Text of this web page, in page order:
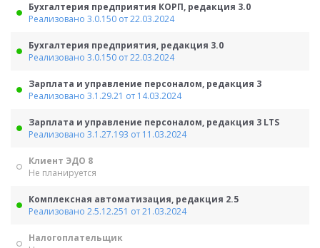
Бухгалтерия предприятия КОРП, редакция 3.0
Реализовано 3.0.150 от 22.03.2024
Бухгалтерия предприятия, редакция 3.0
Реализовано 3.0.150 от 22.03.2024
Зарплата и управление персоналом, редакция 3
Реализовано 3.1.29.21 от 14.03.2024
Зарплата и управление персоналом, редакция 3 LTS
Реализовано 3.1.27.193 от 11.03.2024
Клиент ЭДО 8
Не планируется
Комплексная автоматизация, редакция 2.5
Реализовано 2.5.12.251 от 21.03.2024
Налогоплательщик